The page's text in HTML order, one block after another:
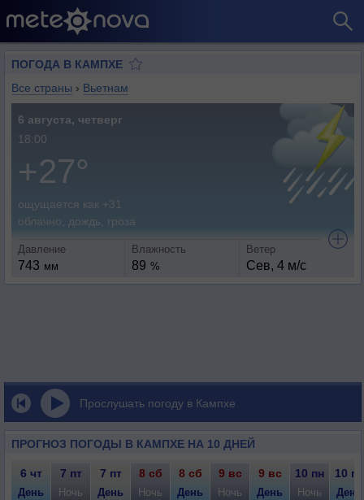
ПОГОДА В КАМПХЕ
Все страны › Вьетнам
6 августа, четверг
18:00
+27°
ощущается как +31
облачно, дождь, гроза
Давление
743 мм
Влажность
89 %
Ветер
Сев, 4 м/с
Прослушать погоду в Кампхе
ПРОГНОЗ ПОГОДЫ В КАМПХЕ НА 10 ДНЕЙ
6 чт 7 пт 7 пт 8 сб 8 сб 9 вс 9 вс 10 пн 10 пн
День Ночь День Ночь День Ночь День Ночь День